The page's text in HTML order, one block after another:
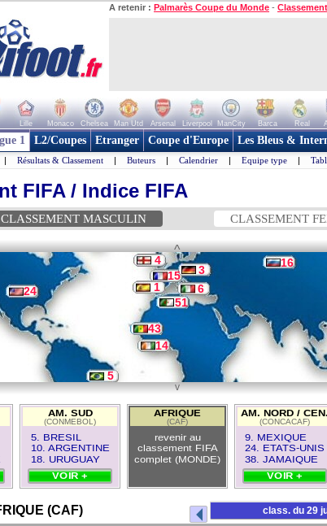
A retenir : Palmarès Coupe du Monde -
Lille Monaco Chelsea Man Utd Arsenal Liverpool ManCity Barca Real
1 L2/Coupes Etranger Coupe d'Europe Les Bleus &
| Résultats & Classement | Buteurs | Calendrier | Equipe type |
FIFA / Indice FIFA
MASCULIN CLASSEMENT
^
v
24
4
15
3
1
6
16
18
5
14
43
51
AM. SUD
(CONMEBOL)
5. BRESIL
10. ARGENTINE
18. URUGUAY
VOIR +
AFRIQUE
(CAF)
revenir au
classement FIFA
complet (MONDE)
AM. NORD / CEN.
(CONCACAF)
9. MEXIQUE
24. ETATS-UNIS
38. JAMAIQUE
VOIR +
(CAF) class. du 29